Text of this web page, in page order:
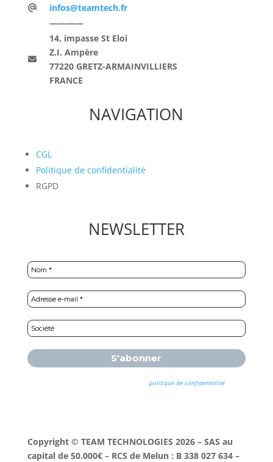
infos@teamtech.fr
————
14, impasse St Eloi
Z.I. Ampère
77220 GRETZ-ARMAINVILLIERS
FRANCE
NAVIGATION
CGL
Politique de confidentialité
RGPD
NEWSLETTER
politique de confidentialitépour
plus d’informations.
Copyright © TEAM TECHNOLOGIES 2026 – SAS au
capital de 50.000€ – RCS de Melun : B 338 027 634 –